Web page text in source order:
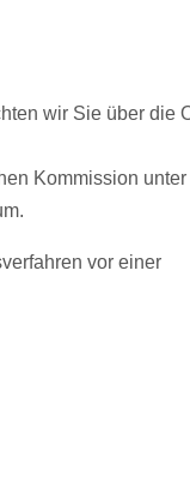
wir Sie über die
Kommission unter
vor einer